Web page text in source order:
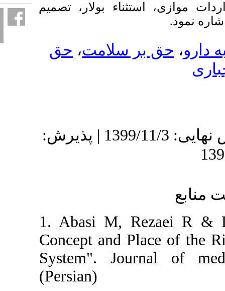
بولار، تصمیم
بر سلامت ،حق
دریافت: 1399/8/13 | ویرایش نهایی: 1399/11/3 | پذیرش:
1. Abasi M,
Concept and
System".